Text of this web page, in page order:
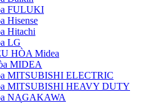
FULUKI
Hisense
Hitachi
LG
HÒA Midea
MIDEA
MITSUBISHI ELECTRIC
MITSUBISHI HEAVY DUTY
NAGAKAWA